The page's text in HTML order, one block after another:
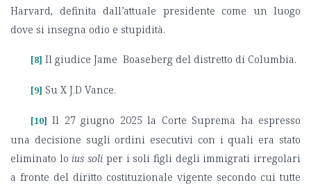
Harvard, definita dall’attuale presidente come un luogo
dove si insegna odio e stupidità.
[8] Il giudice Jame Boaseberg del distretto di Columbia.
[9] Su X J.D Vance.
[10] Il 27 giugno 2025 la Corte Suprema ha espresso
una decisione sugli ordini esecutivi con i quali era stato
eliminato lo ius soli per i soli figli degli immigrati irregolari
a fronte del diritto costituzionale vigente secondo cui tutte